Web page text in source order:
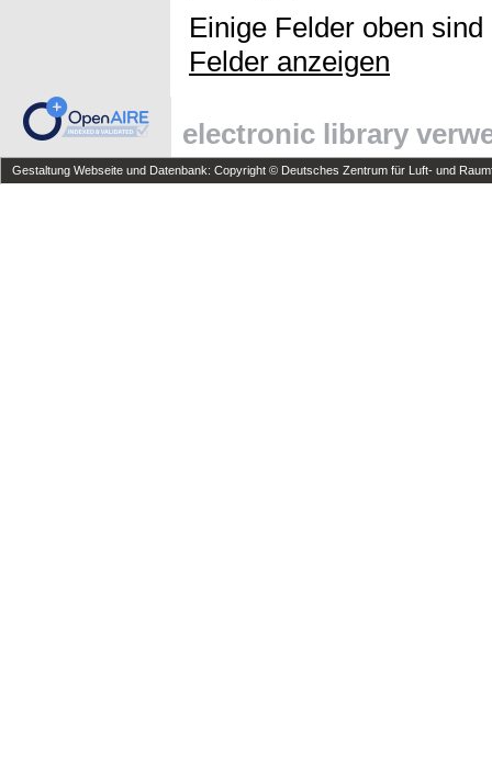
Einige Felder oben
Felder anzeigen
electronic library
Gestaltung Webseite und Datenbank: Copyright © Deutsches Zentrum für Luft- und